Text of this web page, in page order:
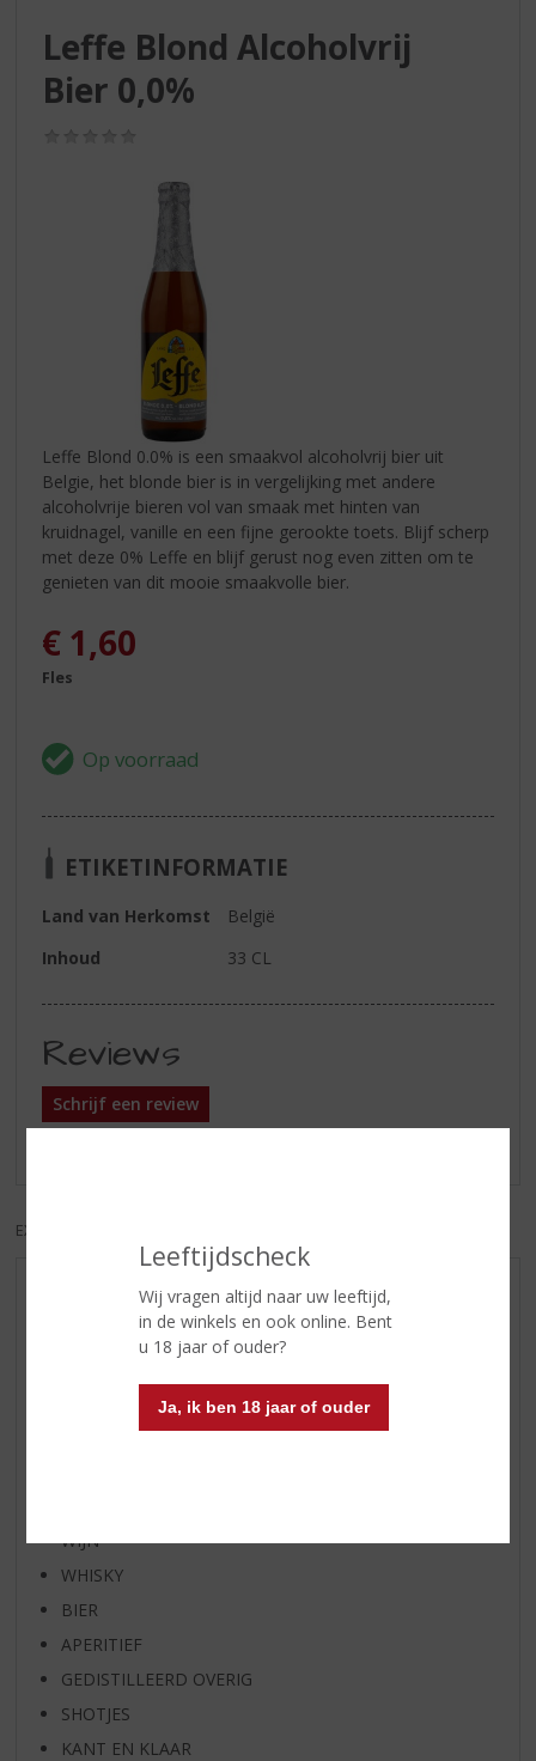
Leeftijdscheck
Wij vragen altijd naar uw leeftijd,
in de winkels en ook online. Bent
u 18 jaar of ouder?
Ja, ik ben 18 jaar of ouder
Leffe Blond Alcoholvrij
Bier 0,0%
Leffe Blond 0.0% is een smaakvol alcoholvrij bier uit
Belgie, het blonde bier is in vergelijking met andere
alcoholvrije bieren vol van smaak met hinten van
kruidnagel, vanille en een fijne gerookte toets. Blijf scherp
met deze 0% Leffe en blijf gerust nog even zitten om te
genieten van dit mooie smaakvolle bier.
€ 1,60
Fles
ETIKETINFORMATIE
Land van Herkomst
België
Inhoud
33 CL
Reviews
Schrijf een review
EXCL. BTW
AANBIEDINGEN
WIJN VAN DE MAAND
RUM VAN DE MAAND
BIER VAN DE MAAND
WIJN
WHISKY
BIER
APERITIEF
GEDISTILLEERD OVERIG
SHOTJES
KANT EN KLAAR